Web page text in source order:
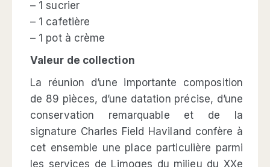
– 1 sucrier
– 1 cafetière
– 1 pot à crème
Valeur de collection
La réunion d’une importante composition
de 89 pièces, d’une datation précise, d’une
conservation remarquable et de la
signature Charles Field Haviland confère à
cet ensemble une place particulière parmi
les services de Limoges du milieu du XXe